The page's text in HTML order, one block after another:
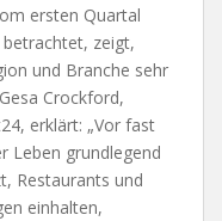
ersten Quartal
zeigt,
und Branche sehr
Crockford,
erklärt: „Vor fast
Leben grundlegend
Restaurants und
einhalten,